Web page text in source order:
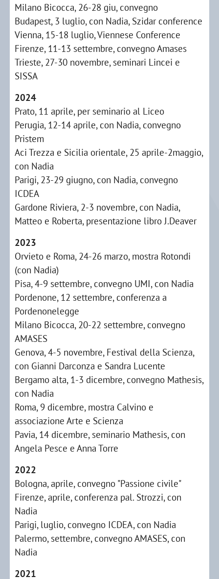
Milano Bicocca, 26-28 giu, convegno
Budapest, 3 luglio, con Nadia, Szidar conference
Vienna, 15-18 luglio, Viennese Conference
Firenze, 11-13 settembre, convegno Amases
Trieste, 27-30 novembre, seminari Lincei e
SISSA
2024
Prato, 11 aprile, per seminario al Liceo
Perugia, 12-14 aprile, con Nadia, convegno
Pristem
Aci Trezza e Sicilia orientale, 25 aprile-2maggio,
con Nadia
Parigi, 23-29 giugno, con Nadia, convegno
ICDEA
Gardone Riviera, 2-3 novembre, con Nadia,
Matteo e Roberta, presentazione libro J.Deaver
2023
Orvieto e Roma, 24-26 marzo, mostra Rotondi
(con Nadia)
Pisa, 4-9 settembre, convegno UMI, con Nadia
Pordenone, 12 settembre, conferenza a
Pordenonelegge
Milano Bicocca, 20-22 settembre, convegno
AMASES
Genova, 4-5 novembre, Festival della Scienza,
con Gianni Darconza e Sandra Lucente
Bergamo alta, 1-3 dicembre, convegno Mathesis,
con Nadia
Roma, 9 dicembre, mostra Calvino e
associazione Arte e Scienza
Pavia, 14 dicembre, seminario Mathesis, con
Angela Pesce e Anna Torre
2022
Bologna, aprile, convegno "Passione civile"
Firenze, aprile, conferenza pal. Strozzi, con
Nadia
Parigi, luglio, convegno ICDEA, con Nadia
Palermo, settembre, convegno AMASES, con
Nadia
2021